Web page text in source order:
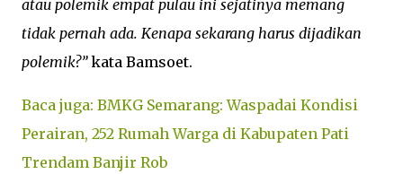
atau polemik empat pulau ini sejatinya memang
tidak pernah ada. Kenapa sekarang harus dijadikan
polemik?”kata Bamsoet.
Baca juga: BMKG Semarang: Waspadai Kondisi
Perairan, 252 Rumah Warga di Kabupaten Pati
Trendam Banjir Rob